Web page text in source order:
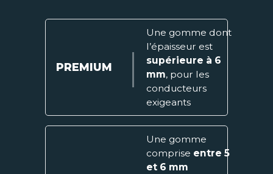
PREMIUM
Une gomme dont
l’épaisseur est
supérieure à 6
mm, pour les
conducteurs
exigeants
Une gomme
comprise entre 5
et 6 mm